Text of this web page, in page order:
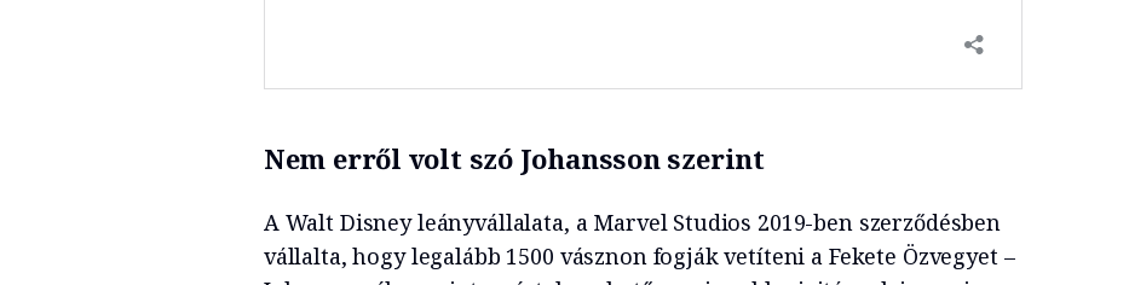
Nem erről volt szó Johansson szerint
A Walt Disney leányvállalata, a Marvel Studios 2019-ben szerződésben
vállalta, hogy legalább 1500 vásznon fogják vetíteni a Fekete Özvegyet –